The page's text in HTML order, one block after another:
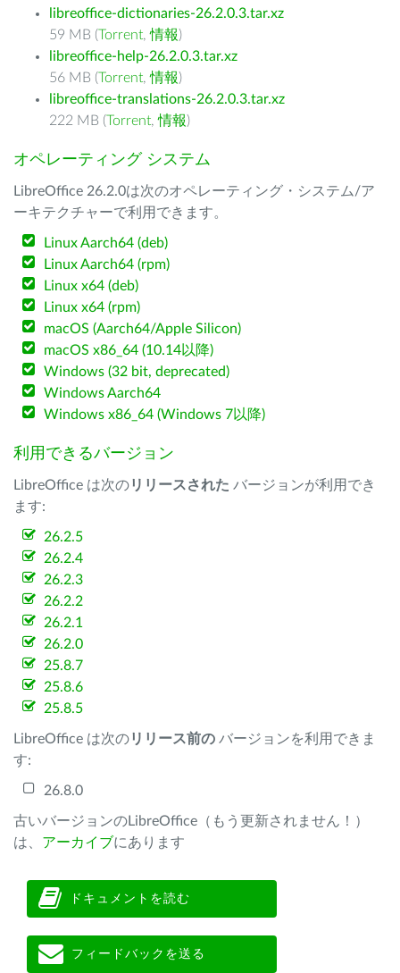
libreoffice-dictionaries-26.2.0.3.tar.xz
59 MB (Torrent,情報)
libreoffice-help-26.2.0.3.tar.xz
56 MB (Torrent,情報)
libreoffice-translations-26.2.0.3.tar.xz
222 MB (Torrent,情報)
オペレーティング システム
LibreOffice 26.2.0は次のオペレーティング・システム/ア
ーキテクチャーで利用できます。
Linux Aarch64 (deb)
Linux Aarch64 (rpm)
Linux x64 (deb)
Linux x64 (rpm)
macOS (Aarch64/Apple Silicon)
macOS x86_64 (10.14以降)
Windows (32 bit, deprecated)
Windows Aarch64
Windows x86_64 (Windows 7以降)
利用できるバージョン
LibreOffice は次のリリースされた バージョンが利用でき
ます:
26.2.5
26.2.4
26.2.3
26.2.2
26.2.1
26.2.0
25.8.7
25.8.6
25.8.5
LibreOffice は次のリリース前の バージョンを利用できま
す:
26.8.0
古いバージョンのLibreOffice（もう更新されません！）
は、 アーカイブにあります
ドキュメントを読む
フィードバックを送る